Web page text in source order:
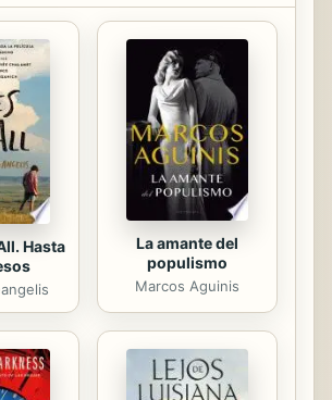
avanzada es capaz de reprimir todo
cambio cualitativo. Por otro lado,
parece prevalecer la hipótesis que
quiere que en esta sociedad existan
fuerzas capaces de poner fin a la
represión y de hacer explotar las
mortales contradicciones que laten
en su seno. Para Marcuse, tanto...
Hasta
La amante del
populismo
Marcos Aguinis